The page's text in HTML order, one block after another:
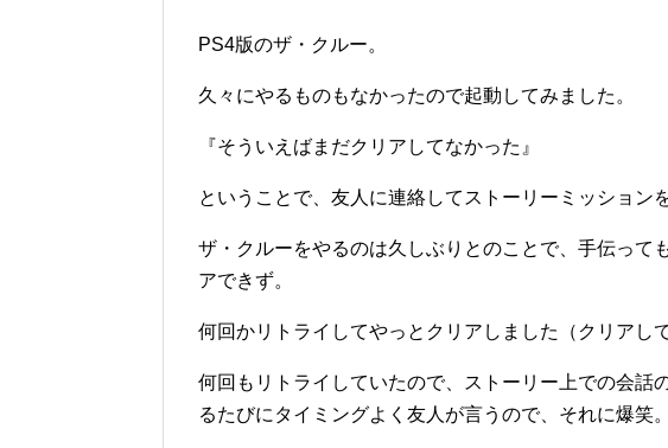
PS4版のザ・クルー。
久々にやるものもなかったので起動してみました。
『そういえばまだクリアしてなかった』
ということで、友人に連絡してストーリーミッション
ザ・クルーをやるのは久しぶりとのことで、手伝って
アできず。
何回かリトライしてやっとクリアしました（クリアし
何回もリトライしていたので、ストーリー上での会話
るたびにタイミングよく友人が言うので、それに爆笑。